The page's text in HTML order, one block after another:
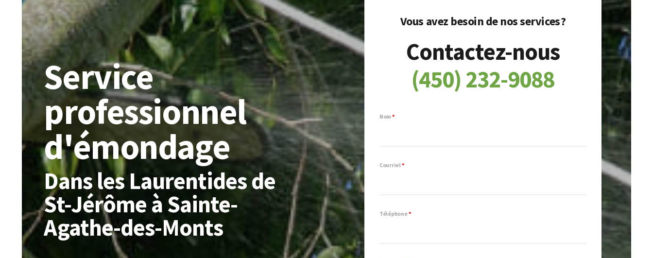
Service
professionnel
d'émondage
Dans les Laurentides de
St-Jérôme à Sainte-
Agathe-des-Monts
Vous avez besoin de nos services ?
Contactez-nous
(450) 232-9088
Nom *
Courriel*
Téléphone*